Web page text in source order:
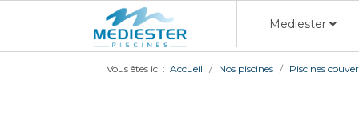
Mediester
Vous êtes ici : Accueil Nos piscines Piscines